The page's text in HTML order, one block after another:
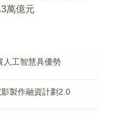
萬億元
人工智慧具優勢
製作融資計劃2.0